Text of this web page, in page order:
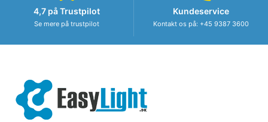
4,7 på Trustpilot
Se mere på trustpilot
Kundeservice
Kontakt os på: +45 9387 3600